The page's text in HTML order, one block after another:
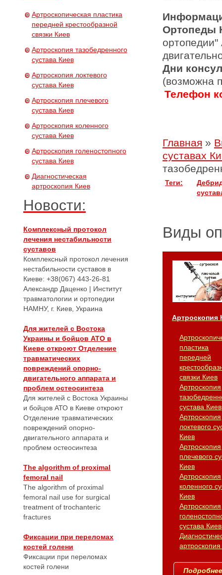
Артроскопическая пластика
передней крестообразной
связки Киев
Артроскопия тазобедренного
сустава Киев
Артроскопия локтевого
сустава Киев
Артроскопия плечевого
сустава Киев
Артроскопия коленного
сустава Киев
Артроскопия голеностопного
сустава Киев
Диагностическая
артроскопия Киев
Новости:
Комплексный протокол
лечения нестабильности
суставов
Комплексный протокол лечения
нестабильности суставов в
Киеве: +38(067) 443-26-81
Александр Даценко | Институт
травматологии и ортопедии
НАМНУ, г. Киев, Украина
Для жителей с Востока
Украины и бойцов АТО в
Киеве откроют Отделение
травматических
повреждений опорно-
двигательного аппарата и
проблем остеосинтеза
Для жителей с Востока Украины
и бойцов АТО в Киеве откроют
Отделение травматических
повреждений опорно-
двигательного аппарата и
проблем остеосинтеза
The algorithm of proximal
femoral nail
The algorithm of proximal
femoral nail use for surgical
treatment of trochanteric
fractures
Фиксации при переломах
костей голени
Фиксации при переломах
костей голени
Ортопеды
Дни
(возможна
Телефон
Главная »
суставах
Теги:
Виды
Артроскопия
пластика
передней
связки Киев
Артроскопия
сустава Киев
Артроскопия
локтевого
Киев
Артроскопия
плечевого
Киев
Артроскопия
коленного
Киев
Артроскопия
сустава Киев